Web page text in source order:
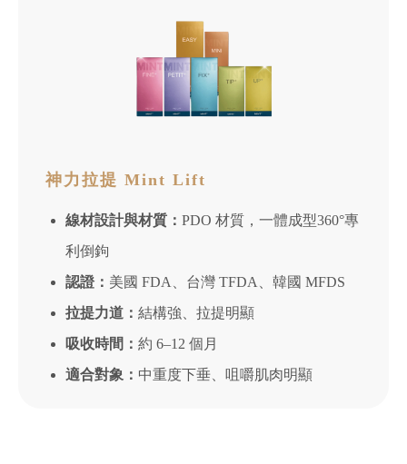
神力拉提 Mint Lift
線材設計與材質： PDO 材質，一體成型360°專
利倒鉤
認證： 美國 FDA、台灣 TFDA、韓國 MFDS
拉提力道： 結構強、拉提明顯
吸收時間： 約 6–12 個月
適合對象： 中重度下垂、咀嚼肌肉明顯